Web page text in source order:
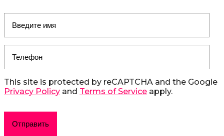
This site is protected by reCAPTCHA and the Google
Privacy Policy and Terms of Service apply.